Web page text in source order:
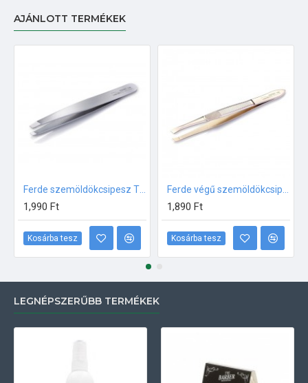
AJÁNLOTT TERMÉKEK
1,990 Ft
Kosárba tesz
1,890 Ft
Kosárba tesz
LEGNÉPSZERŰBB TERMÉKEK